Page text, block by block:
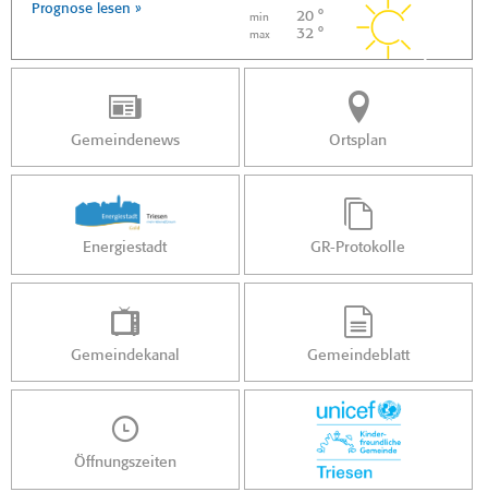
Prognose lesen »
min 20 °
max 32 °
Gemeindenews Ortsplan
Energiestadt GR-Protokolle
Gemeindekanal Gemeindeblatt
Öffnungszeiten